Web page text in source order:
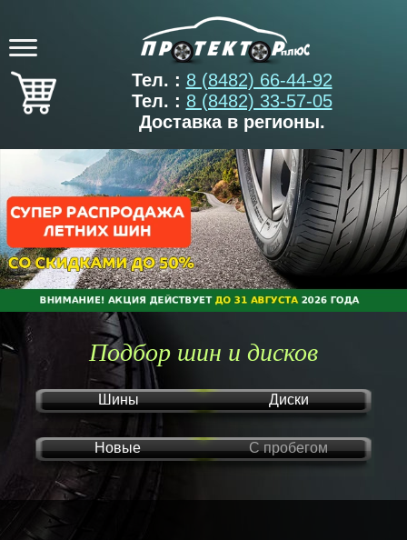
Тел. : 8 (8482) 66-44-92
Тел. : 8 (8482) 33-57-05
Доставка в регионы.
Подбор шин и дисков
Шины Диски
Новые С пробегом